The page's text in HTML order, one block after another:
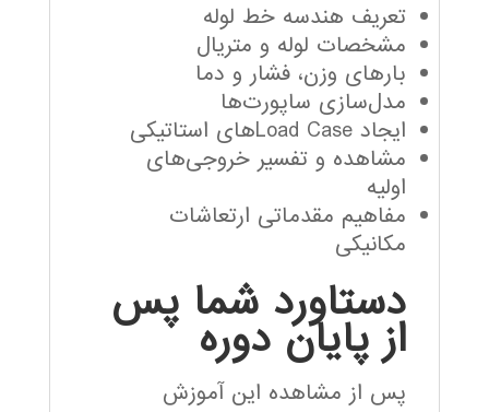
تعریف هندسه خط لوله
مشخصات لوله و متریال
بارهای وزن، فشار و دما
مدل‌سازی ساپورت‌ها
ایجاد Load Caseهای استاتیکی
مشاهده و تفسیر خروجی‌های
اولیه
مفاهیم مقدماتی ارتعاشات
مکانیکی
دستاورد شما پس
از پایان دوره
پس از مشاهده این آموزش